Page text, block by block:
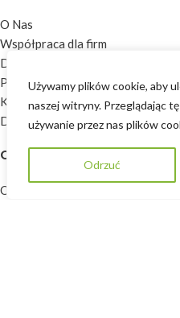
Używamy plików cookie, aby
naszej witryny. Przeglądając
używanie przez nas plików
Odrzuć
POPROŚ O WYCENĘ
O Nas
Współpraca dla firm
Dla architektów i projektantów
Polityka prywatności
Kontakt
Dodaj opinię
OFERTA
Okna